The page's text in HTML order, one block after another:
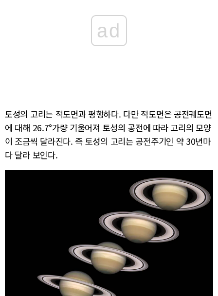
ad
토성의 고리는 적도면과 평행하다. 다만 적도면은 공전궤도면
에 대해 26.7°가량 기울어져 토성의 공전에 따라 고리의 모양
이 조금씩 달라진다. 즉 토성의 고리는 공전주기인 약 30년마
다 달라 보인다.